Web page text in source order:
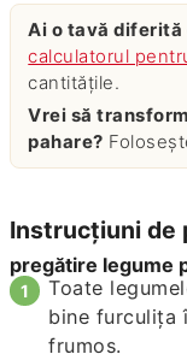
Ai o tavă
calculatorul
cantitățile.
Vrei să transformi gramele în linguri, căni sau
pahare?
Instrucțiuni de
pregătire legume
Toate
bine furculița
frumos.